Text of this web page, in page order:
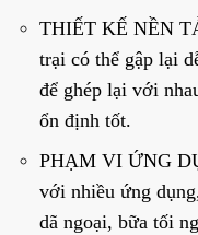
THIẾT KẾ NỀN
trại có thể gập lại
để ghép lại với
ổn định tốt.
PHẠM VI ỨNG
với nhiều ứng
dã ngoại, bữa tối